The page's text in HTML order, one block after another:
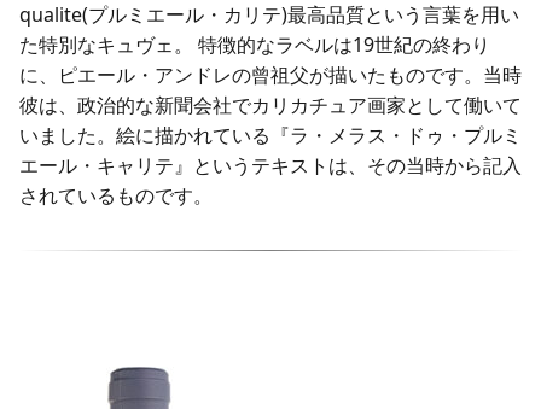
qualite(プルミエール・カリテ)最高品質という言葉を用い
た特別なキュヴェ。 特徴的なラベルは19世紀の終わり
に、ピエール・アンドレの曾祖父が描いたものです。当時
彼は、政治的な新聞会社でカリカチュア画家として働いて
いました。絵に描かれている『ラ・メラス・ドゥ・プルミ
エール・キャリテ』というテキストは、その当時から記入
されているものです。